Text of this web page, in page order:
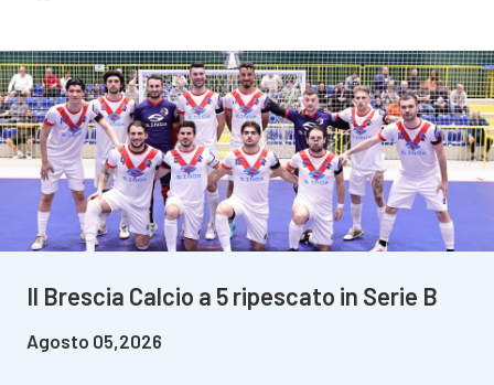
Il Brescia Calcio a 5 ripescato in Serie B
Agosto 05,2026